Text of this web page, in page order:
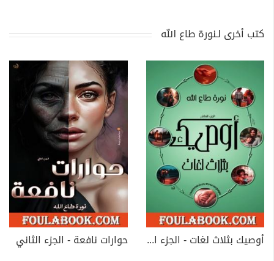
كتب أخرى لـنورة طاع الله
أوصيك بثلاث لغات - الجزء العاشر
حوارات نافعة - الجزء الثاني